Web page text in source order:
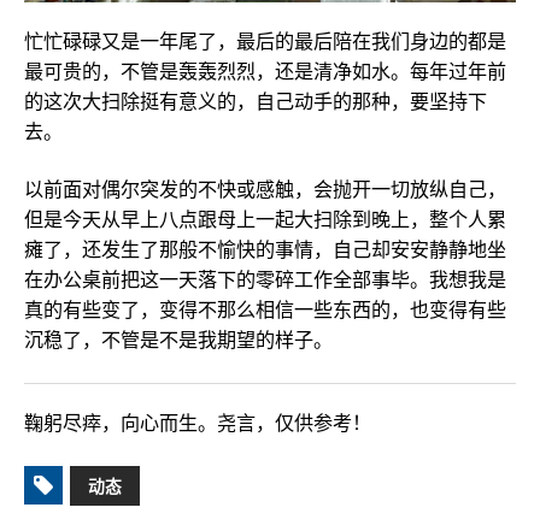
忙忙碌碌又是一年尾了，最后的最后陪在我们身边的都是
最可贵的，不管是轰轰烈烈，还是清净如水。每年过年前
的这次大扫除挺有意义的，自己动手的那种，要坚持下
去。
以前面对偶尔突发的不快或感触，会抛开一切放纵自己，
但是今天从早上八点跟母上一起大扫除到晚上，整个人累
瘫了，还发生了那般不愉快的事情，自己却安安静静地坐
在办公桌前把这一天落下的零碎工作全部事毕。我想我是
真的有些变了，变得不那么相信一些东西的，也变得有些
沉稳了，不管是不是我期望的样子。
鞠躬尽瘁，向心而生。尧言，仅供参考！
动态